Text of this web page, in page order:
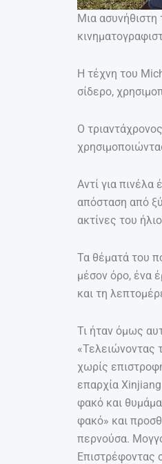
Μια ασυνήθιστη
Η τέχνη του
σίδερο,
Ο
Αντί για
απόσταση από
ακτίνες του
Τα θέματά του
μέσον όρο, ένα
και τη
Τι ήταν όμως
«Τελειώνοντας
χωρίς
επαρχία
φακό και
φακό» και
περνούσα.
Επιστρέφοντας